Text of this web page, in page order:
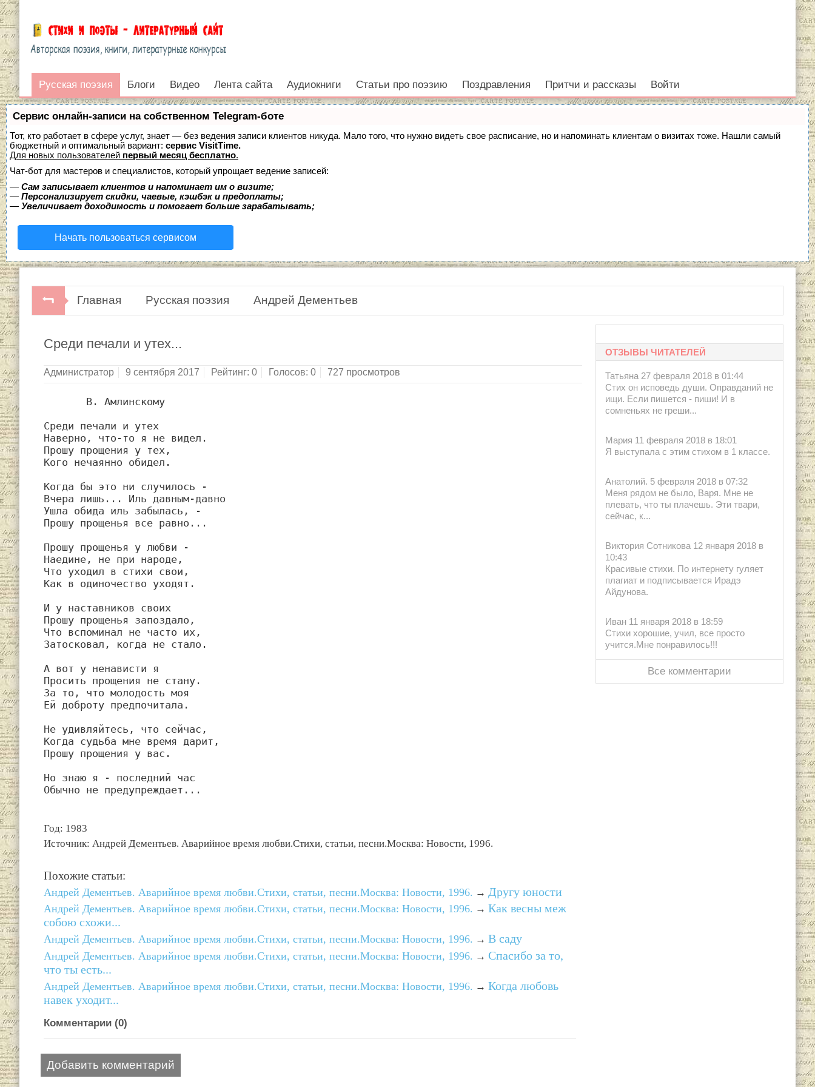
Русская поэзия
Войти
Русская поэзия Блоги Видео Лента сайта Аудиокниги Статьи про поэзию Поздравления Притчи и рассказы Войти
Сервис онлайн-записи на собственном Telegram-боте
Тот, кто работает в сфере услуг, знает — без ведения записи клиентов никуда. Мало того, что нужно видеть свое расписание, но и напоминать клиентам о визитах тоже. Нашли самый
бюджетный и оптимальный вариант: сервис VisitTime.
Для новых пользователей первый месяц бесплатно.
Чат-бот для мастеров и специалистов, который упрощает ведение записей:
— Сам записывает клиентов и напоминает им о визите;
— Персонализирует скидки, чаевые, кэшбэк и предоплаты;
— Увеличивает доходимость и помогает больше зарабатывать;
Начать пользоваться сервисом
Главная Русская поэзия Андрей Дементьев
Среди печали и утех...
Администратор 9 сентября 2017 Рейтинг: 0 Голосов: 0 727 просмотров
Среди печали и утех
Наверно, что-то я не видел.
Прошу прощения у тех,
Кого нечаянно обидел.
Когда бы это ни случилось -
Вчера лишь... Иль давным-давно
Ушла обида иль забылась, -
Прошу прощенья все равно...
Прошу прощенья у любви -
Наедине, не при народе,
Что уходил в стихи свои,
Как в одиночество уходят.
И у наставников своих
Прошу прощенья запоздало,
Что вспоминал не часто их,
Затосковал, когда не стало.
А вот у ненависти я
Просить прощения не стану.
За то, что молодость моя
Ей доброту предпочитала.
Не удивляйтесь, что сейчас,
Когда судьба мне время дарит,
Прошу прощения у вас.
Но знаю я - последний час
Обычно не предупреждает...
Год: 1983
Источник: Андрей Дементьев. Аварийное время любви.Стихи, статьи, песни.Москва: Новости, 1996.
Похожие статьи:
Андрей Дементьев. Аварийное время любви.Стихи, статьи, песни.Москва: Новости, 1996. → Другу юности
Андрей Дементьев. Аварийное время любви.Стихи, статьи, песни.Москва: Новости, 1996. → Как весны меж
собою схожи...
Андрей Дементьев. Аварийное время любви.Стихи, статьи, песни.Москва: Новости, 1996. → В саду
Андрей Дементьев. Аварийное время любви.Стихи, статьи, песни.Москва: Новости, 1996. → Спасибо за то,
что ты есть...
Андрей Дементьев. Аварийное время любви.Стихи, статьи, песни.Москва: Новости, 1996. → Когда любовь
навек уходит...
Комментарии (0)
Добавить комментарий
ОТЗЫВЫ ЧИТАТЕЛЕЙ
Татьяна 27 февраля 2018 в 01:44
Стих он исповедь души. Оправданий не
ищи. Если пишется - пиши! И в
сомненьях не греши...
Мария 11 февраля 2018 в 18:01
Я выступала с этим стихом в 1 классе.
Анатолий. 5 февраля 2018 в 07:32
Меня рядом не было, Варя. Мне не
плевать, что ты плачешь. Эти твари,
сейчас, к...
Виктория Сотникова 12 января 2018 в
10:43
Красивые стихи. По интернету гуляет
плагиат и подписывается Ирадэ
Айдунова.
Иван 11 января 2018 в 18:59
Стихи хорошие, учил, все просто
учится.Мне понравилось!!!
Все комментарии